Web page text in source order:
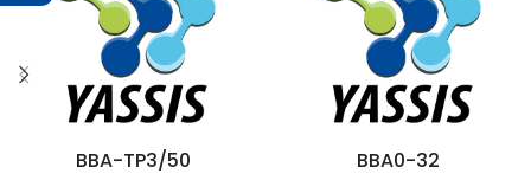
BBA-TP3/50
BBA0-32